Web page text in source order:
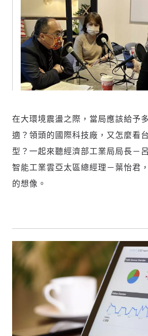
在大環境震盪之際，當局應該給予
適？領頭的國際科技廠，又怎麼看
型？一起來聽經濟部工業局局長－
智能工業雲亞太區總經理－葉怡君
的想像。